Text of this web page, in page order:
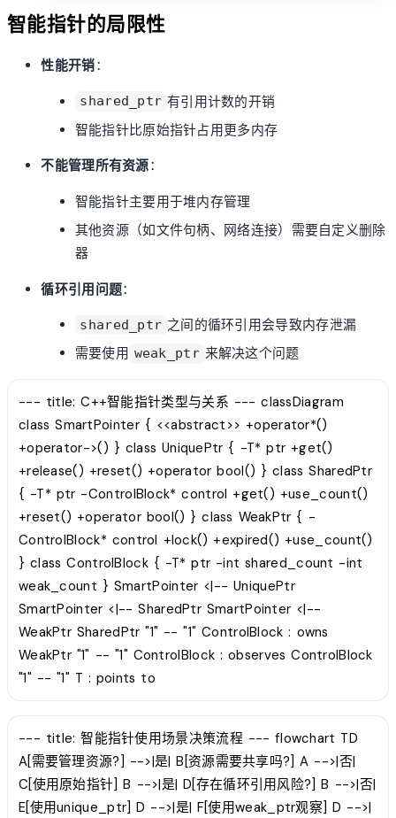
智能指针的局限性
性能开销：
shared_ptr 有引用计数的开销
智能指针比原始指针占用更多内存
不能管理所有资源：
智能指针主要用于堆内存管理
其他资源（如文件句柄、网络连接）需要自定义删除
器
循环引用问题：
shared_ptr 之间的循环引用会导致内存泄漏
需要使用 weak_ptr 来解决这个问题
--- title: C++智能指针类型与关系 --- classDiagram
class SmartPointer { <<abstract>> +operator*()
+operator->() } class UniquePtr { -T* ptr +get()
+release() +reset() +operator bool() } class SharedPtr
{ -T* ptr -ControlBlock* control +get() +use_count()
+reset() +operator bool() } class WeakPtr { -
ControlBlock* control +lock() +expired() +use_count()
} class ControlBlock { -T* ptr -int shared_count -int
weak_count } SmartPointer <|-- UniquePtr
SmartPointer <|-- SharedPtr SmartPointer <|--
WeakPtr SharedPtr "1" -- "1" ControlBlock : owns
WeakPtr "1" -- "1" ControlBlock : observes ControlBlock
"1" -- "1" T : points to
--- title: 智能指针使用场景决策流程 --- flowchart TD
A[需要管理资源?] -->|是| B[资源需要共享吗?] A -->|否|
C[使用原始指针] B -->|是| D[存在循环引用风险?] B -->|否|
E[使用unique_ptr] D -->|是| F[使用weak_ptr观察] D -->|